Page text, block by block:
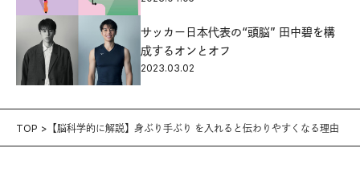
サッカー日本代表の“頭脳” 田中碧を構
成するオンとオフ
2023.03.02
TOP 【脳科学的に解説】身ぶり手ぶり を入れると伝わりやすくなる理由